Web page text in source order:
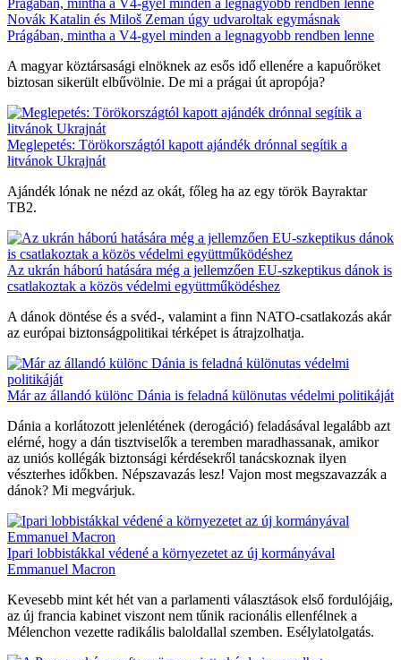
Novák Katalin és Miloš Zeman úgy udvaroltak egymásnak
Prágában, mintha a V4-gyel minden a legnagyobb rendben lenne
A magyar köztársasági elnöknek az esős idő ellenére a kapuőröket
biztosan sikerült elbűvölnie. De mi a prágai út apropója?
Meglepetés: Törökországtól kapott ajándék drónnal segítik a
litvánok Ukrajnát
Ajándék lónak ne nézd az okát, főleg ha az egy török Bayraktar
TB2.
Az ukrán háború hatására még a jellemzően EU-szkeptikus dánok is
csatlakoztak a közös védelmi együttműködéshez
A dánok döntése és a svéd-, valamint a finn NATO-csatlakozás akár
az európai biztonságpolitikai térképet is átrajzolhatja.
Már az állandó különc Dánia is feladná különutas védelmi politikáját
Dánia a korlátozott jelenlétének (derogáció) feladásával legalább azt
elérné, hogy a dán tisztviselők a teremben maradhassanak, amikor
az uniós kollégák biztonsági kérdésekről tanácskoznak ilyen
vészterhes időkben. Népszavazás lesz! Vajon most megszavazzák a
dánok? Mi megvárjuk.
Ipari lobbistákkal védené a környezetet az új kormányával
Emmanuel Macron
Kevesebb mint két hét van a parlamenti választások első fordulójáig,
az új francia kabinet viszont nem tűnik racionális ellenfélnek a
Mélenchon vezette radikális baloldallal szemben. Esélylatolgatás.